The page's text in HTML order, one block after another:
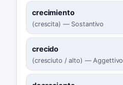
crecimiento
(crescita) — Sostantivo
crecido
(cresciuto / alto) —Aggettivo